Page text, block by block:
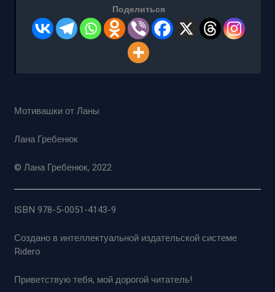
Поделиться
Мотивашки от Ланы
Лана Гребенюк
© Лана Гребенюк, 2022
ISBN 978-5-0051-4143-9
Создано в интеллектуальной издательской системе
Ridero
Приветствую тебя, мой дорогой читатель!